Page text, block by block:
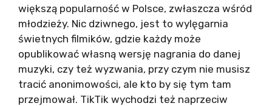
większą popularność w Polsce, zwłaszcza wśród
młodzieży. Nic dziwnego, jest to wylęgarnia
świetnych filmików, gdzie każdy może
opublikować własną wersję nagrania do danej
muzyki, czy też wyzwania, przy czym nie musisz
tracić anonimowości, ale kto by się tym tam
przejmował. TikTik wychodzi też naprzeciw